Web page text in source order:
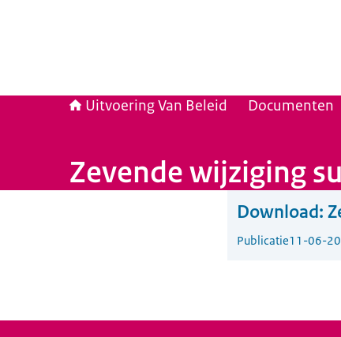
Uitvoering Van Beleid Documenten
Zevende wijziging
Download:
Publicatie11-06-